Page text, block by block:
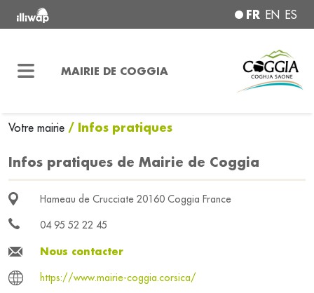
FR EN ES
MAIRIE DE COGGIA
Votre mairie / Infos pratiques
Infos pratiques de Mairie de Coggia
Hameau de Crucciate 20160 Coggia France
04 95 52 22 45
Nous contacter
https://www.mairie-coggia.corsica/